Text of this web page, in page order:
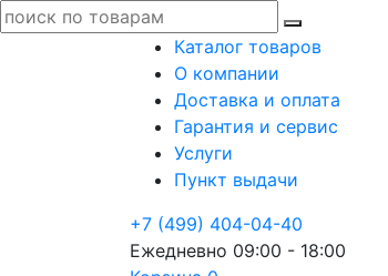
Каталог товаров
О компании
Доставка и оплата
Гарантия и сервис
Услуги
Пункт выдачи
+7 (499) 404-04-40
Ежедневно 09:00 - 18:00